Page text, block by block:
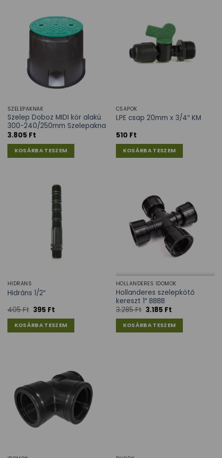
SZELEPAKNÁK
Szelep Doboz MIDI kör alakú
300-240/250mm Szelepakna
3.805 Ft
KOSÁRBA TESZEM
CSAPOK
LPE csap 20mm x 3/4″ KM
510 Ft
KOSÁRBA TESZEM
HIDRÁNS
Hidráns 1/2″
405Ft 395 Ft
KOSÁRBA TESZEM
HOLLANDERES IDOMOK
Hollanderes szelepkötő
kereszt 1″ BBBB
3.285Ft 3.185 Ft
KOSÁRBA TESZEM